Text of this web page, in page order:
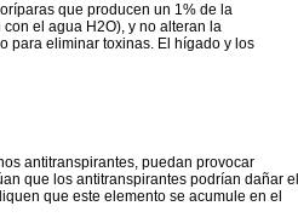
que producen un 1% de la
el agua H2O), y no alteran la
para eliminar toxinas. El hígado y los
antitranspirantes, puedan provocar
que los antitranspirantes podrían dañar el
que este elemento se acumule en el